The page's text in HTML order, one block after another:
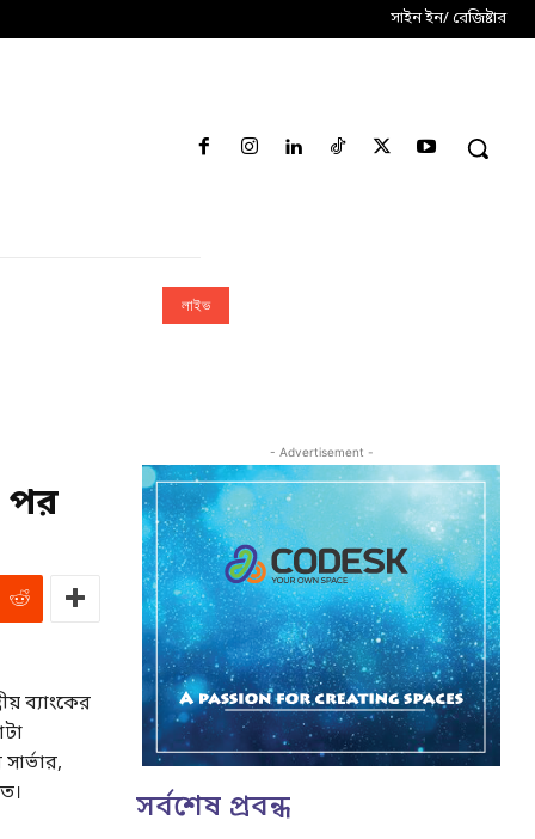
সাইন ইন/ রেজিষ্টার
লাইভ
পর
ব্যাংকের
- Advertisement -
সর্বশেষ প্রবন্ধ